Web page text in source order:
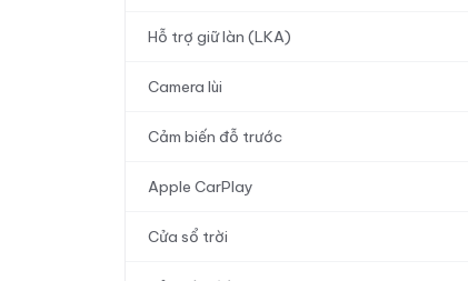
Hỗ trợ giữ làn (LKA)
Camera lùi
Cảm biến đỗ trước
Apple CarPlay
Cửa sổ trời